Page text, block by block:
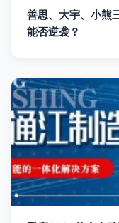
善思、大宇、小熊
能否逆袭？